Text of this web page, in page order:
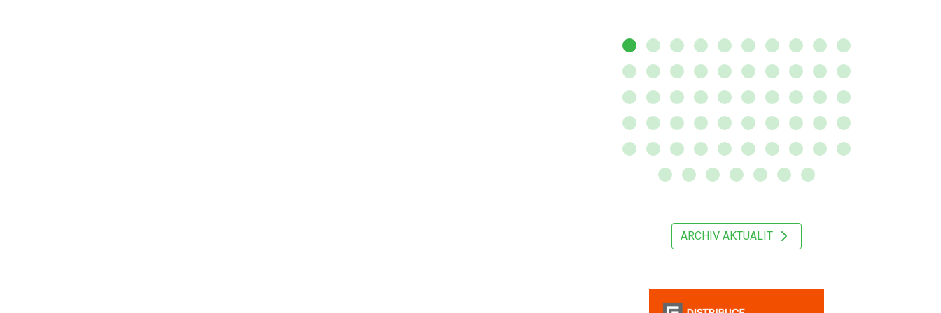
ARCHIV AKTUALIT